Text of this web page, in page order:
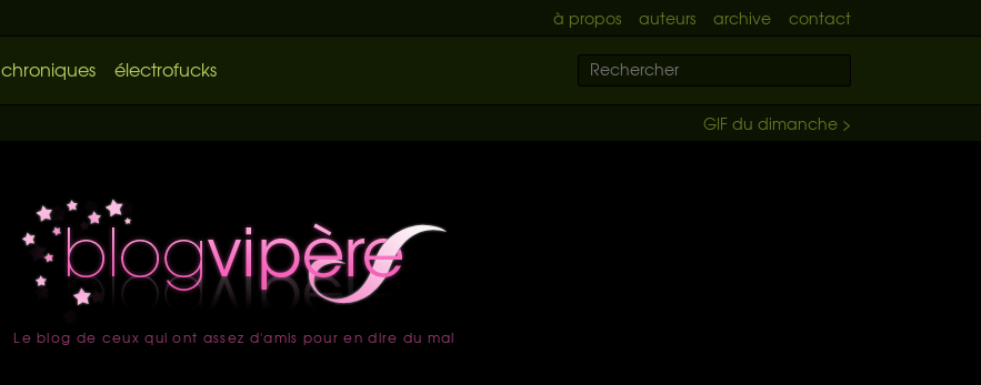
à propos auteurs archive contact
chroniques électrofucks
GIF du dimanche >
accueil
Le blog de ceux qui ont assez d'amis pour en dire du mal